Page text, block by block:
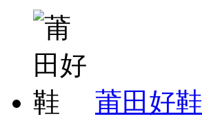
莆田好鞋